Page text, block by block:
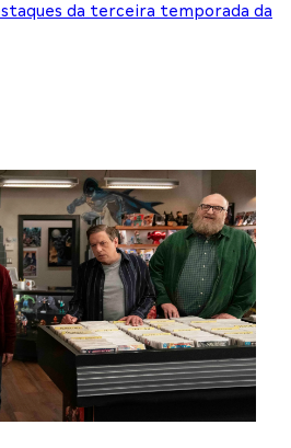
da terceira temporada da